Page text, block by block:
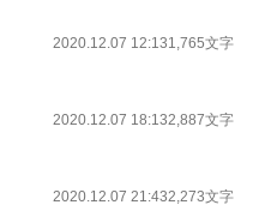
2020.12.07 12:131,765文字
2020.12.07 18:132,887文字
2020.12.07 21:432,273文字